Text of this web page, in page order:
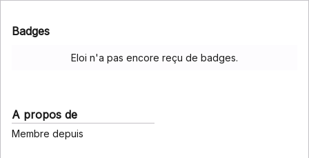
Badges
Eloi n'a pas encore reçu de badges.
A propos de
Membre depuis